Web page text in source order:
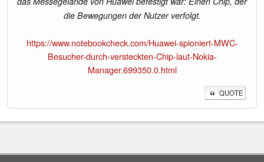
die Bewegungen der Nutzer verfolgt.
https://www.notebookcheck.com/Huawei-spioniert-MWC-
Besucher-durch-versteckten-Chip-laut-Nokia-
Manager.699350.0.html
QUOTE